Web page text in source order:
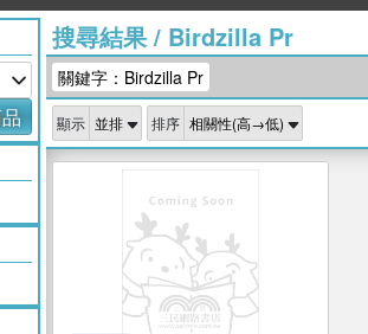
搜尋結果/ Birdzilla Pr
關鍵字：Birdzilla Pr
顯示 排序